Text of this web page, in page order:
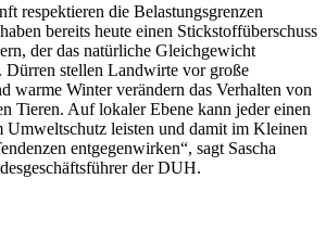
respektieren die Belastungsgrenzen
bereits heute einen Stickstoffüberschuss
der das natürliche Gleichgewicht
Dürren stellen Landwirte vor große
warme Winter verändern das Verhalten von
Tieren. Auf lokaler Ebene kann jeder einen
leisten und damit im Kleinen
entgegenwirken“, sagt Sascha
der DUH.